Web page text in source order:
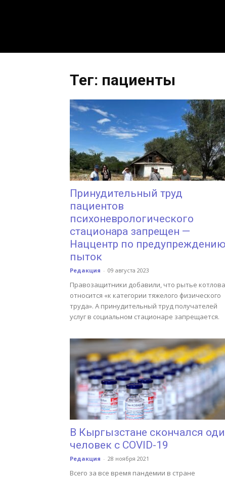
Тег: пациенты
Принудительный труд
пациентов
психоневрологического
стационара запрещен —
Наццентр по предупреждению
пыток
Редакция - 09 августа 2023
Правозащитники добавили, что рытье
относится «к категории тяжелого физического
труда». А принудительный труд получателей
услуг в социальном стационаре запрещается.
В Кыргызстане скончался
человек с COVID-19
Редакция - 28 ноября 2021
Всего за все время пандемии в стране